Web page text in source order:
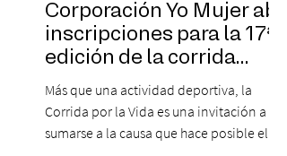
Corporación Yo Mujer abre
inscripciones para la 17ª
edición de la corrida
solidaria
Más que una actividad deportiva, la
Corrida por la Vida es una invitación a
sumarse a la causa que hace posible el